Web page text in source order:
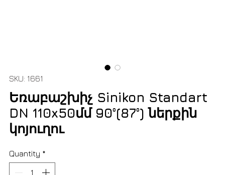
SKU: 1661
Եռաբաշխիչ Sinikon Standart
DN 110x50մմ 90°(87°) ներքին
կոյուղու
Quantity *